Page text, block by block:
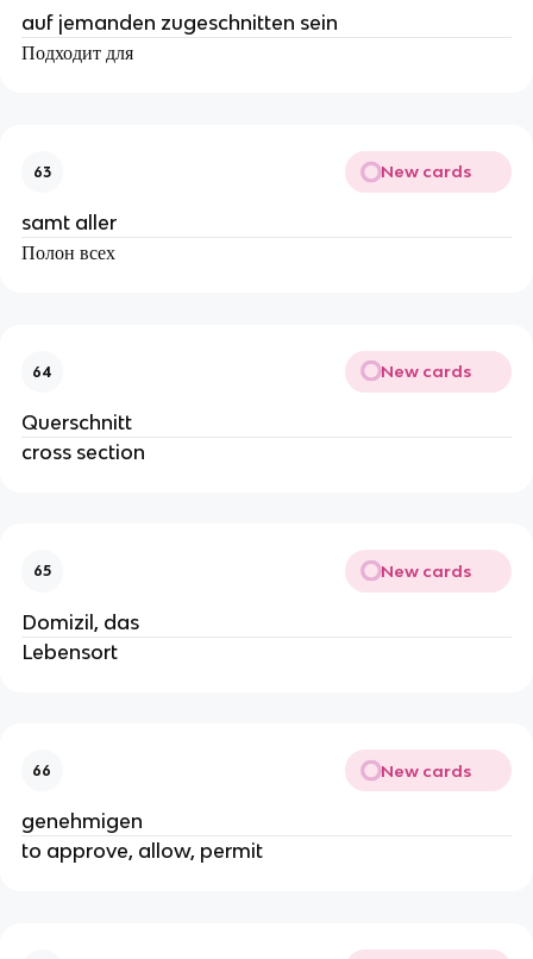
auf jemanden zugeschnitten sein
Подходит для
63 New cards
samt aller
Полон всех
64 New cards
Querschnitt
cross section
65 New cards
Domizil, das
Lebensort
66 New cards
genehmigen
to approve, allow, permit